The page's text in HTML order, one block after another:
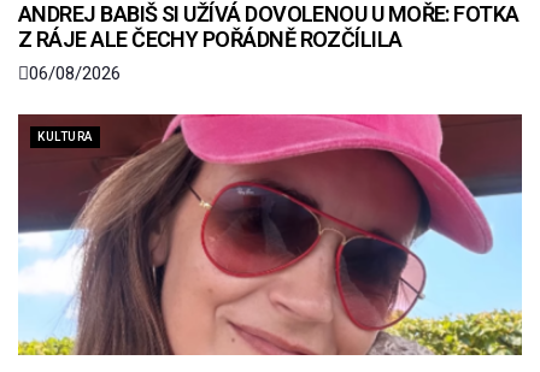
ANDREJ BABIŠ SI UŽÍVÁ DOVOLENOU U MOŘE: FOTKA
Z RÁJE ALE ČECHY POŘÁDNĚ ROZČÍLILA
06/08/2026
KULTURA